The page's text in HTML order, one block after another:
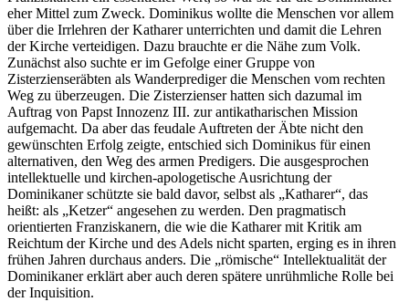
eher Mittel zum Zweck. Dominikus wollte die Menschen vor allem
über die Irrlehren der Katharer unterrichten und damit die Lehren
der Kirche verteidigen. Dazu brauchte er die Nähe zum Volk.
Zunächst also suchte er im Gefolge einer Gruppe von
Zisterzienseräbten als Wanderprediger die Menschen vom rechten
Weg zu überzeugen. Die Zisterzienser hatten sich dazumal im
Auftrag von Papst Innozenz III. zur antikatharischen Mission
aufgemacht. Da aber das feudale Auftreten der Äbte nicht den
gewünschten Erfolg zeigte, entschied sich Dominikus für einen
alternativen, den Weg des armen Predigers. Die ausgesprochen
intellektuelle und kirchen-apologetische Ausrichtung der
Dominikaner schützte sie bald davor, selbst als „Katharer“, das
heißt: als „Ketzer“ angesehen zu werden. Den pragmatisch
orientierten Franziskanern, die wie die Katharer mit Kritik am
Reichtum der Kirche und des Adels nicht sparten, erging es in ihren
frühen Jahren durchaus anders. Die „römische“ Intellektualität der
Dominikaner erklärt aber auch deren spätere unrühmliche Rolle bei
der Inquisition.